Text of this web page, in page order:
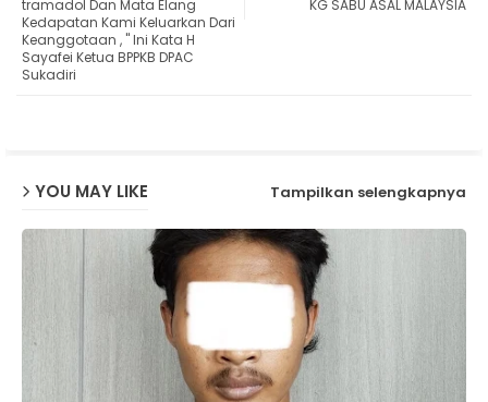
KG SABU ASAL MALAYSIA
tramadol Dan Mata Elang
Kedapatan Kami Keluarkan Dari
Keanggotaan , " Ini Kata H
Sayafei Ketua BPPKB DPAC
Sukadiri
YOU MAY LIKE Tampilkan selengkapnya